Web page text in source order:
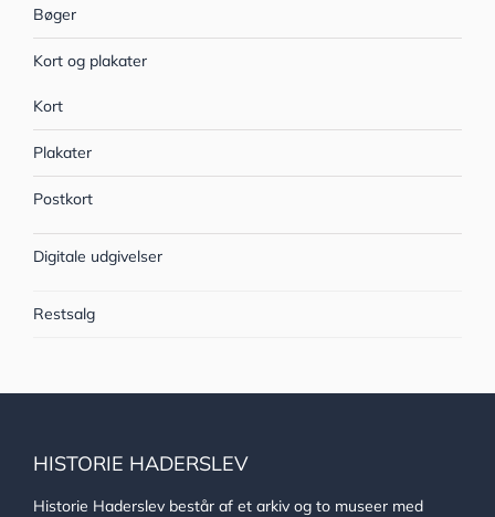
Bøger
Kort og plakater
Kort
Plakater
Postkort
Digitale udgivelser
Restsalg
HISTORIE HADERSLEV
Historie Haderslev består af et arkiv og to museer med